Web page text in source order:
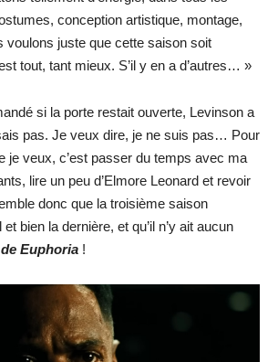
conception artistique, montage,
voulons juste que cette saison soit
tout, tant mieux. S’il y en a d’autres… »
si la porte restait ouverte, Levinson a
pas. Je veux dire, je ne suis pas… Pour
je veux, c’est passer du temps avec ma
lire un peu d’Elmore Leonard et revoir
donc que la troisième saison
et bien la dernière, et qu’il n’y ait aucun
Euphoria !